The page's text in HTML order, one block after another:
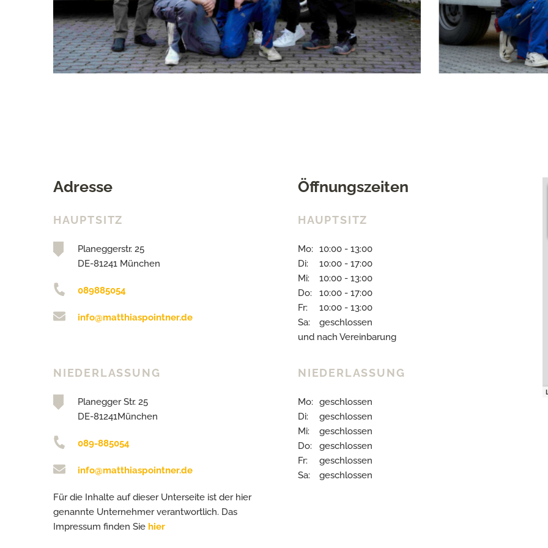
Adresse
HAUPTSITZ
Planeggerstr. 25
DE-81241 München
089885054
info@matthiaspointner.de
NIEDERLASSUNG
Planegger Str. 25
DE-81241München
089-885054
info@matthiaspointner.de
Für die Inhalte auf dieser Unterseite ist der hier
genannte Unternehmer verantwortlich. Das
Impressum finden Sie hier
Öffnungszeiten
HAUPTSITZ
Mo:
10:00 - 13:00
Di:
10:00 - 17:00
Mi:
10:00 - 13:00
Do:
10:00 - 17:00
Fr:
10:00 - 13:00
Sa:
geschlossen
und nach Vereinbarung
NIEDERLASSUNG
Mo:
geschlossen
Di:
geschlossen
Mi:
geschlossen
Do:
geschlossen
Fr:
geschlossen
Sa:
geschlossen